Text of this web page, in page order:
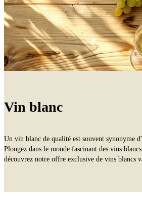
Vin blanc
Un vin blanc de qualité est souvent synonyme
Plongez dans le monde fascinant des vins
découvrez notre offre exclusive de vins blancs